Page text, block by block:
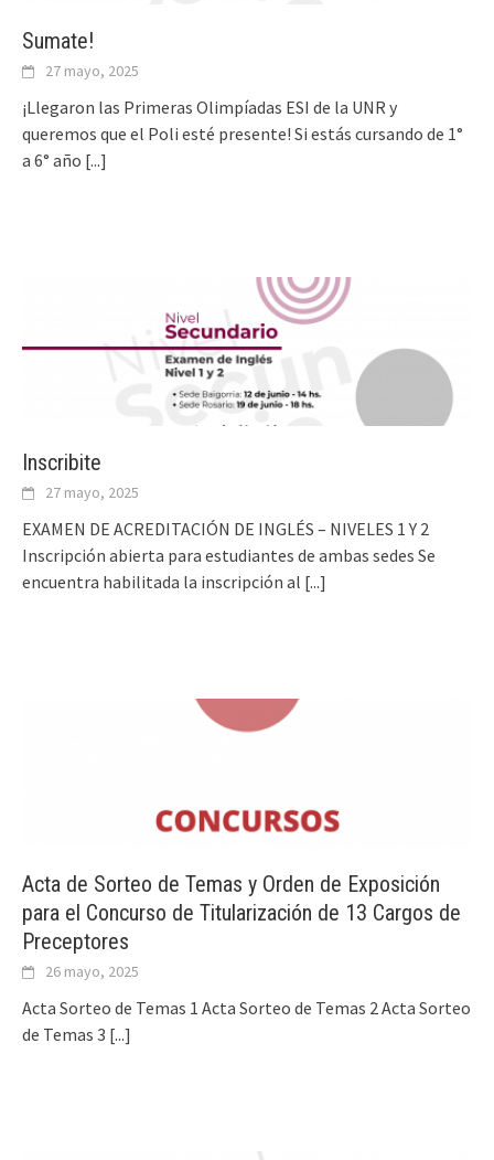
Sumate!
27 mayo, 2025
¡Llegaron las Primeras Olimpíadas ESI de la UNR y
queremos que el Poli esté presente! Si estás cursando de 1°
a 6° año [...]
Inscribite
27 mayo, 2025
EXAMEN DE ACREDITACIÓN DE INGLÉS – NIVELES 1 Y 2
Inscripción abierta para estudiantes de ambas sedes Se
encuentra habilitada la inscripción al [...]
Acta de Sorteo de Temas y Orden de Exposición
para el Concurso de Titularización de 13 Cargos de
Preceptores
26 mayo, 2025
Acta Sorteo de Temas 1 Acta Sorteo de Temas 2 Acta Sorteo
de Temas 3 [...]